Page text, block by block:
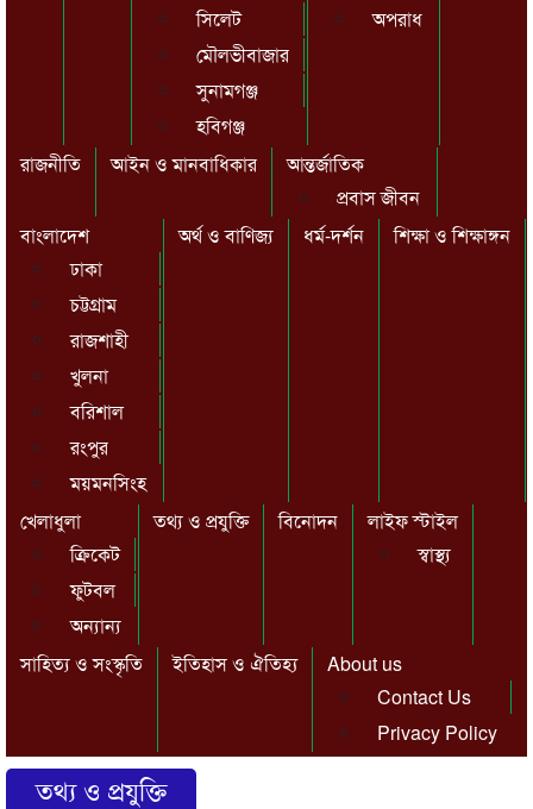
সিলেট
মৌলভীবাজার
সুনামগঞ্জ
হবিগঞ্জ
অপরাধ
রাজনীতি আইন ও মানবাধিকার
আন্তর্জাতিক
প্রবাস জীবন
বাংলাদেশ
ঢাকা
চট্টগ্রাম
রাজশাহী
খুলনা
বরিশাল
রংপুর
ময়মনসিংহ
অর্থ ও বাণিজ্য ধর্ম-দর্শন শিক্ষা ও শিক্ষাঙ্গন
খেলাধুলা
ক্রিকেট
ফুটবল
অন্যান্য
তথ্য ও প্রযুক্তি বিনোদন
লাইফ স্টাইল
স্বাস্থ্য
সাহিত্য ও সংস্কৃতি ইতিহাস ও ঐতিহ্য
About us
Contact Us
Privacy Policy
তথ্য ও প্রযুক্তি